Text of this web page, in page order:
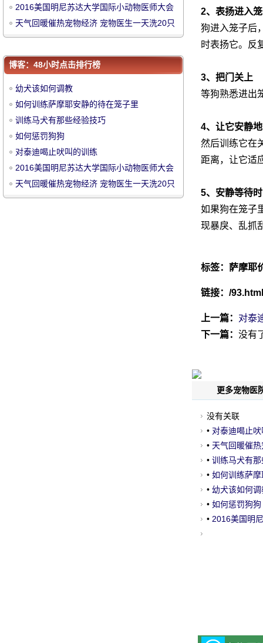
华
2、表扬进入
狗进入笼子后
时表扬它。反
3、把门关上
等狗熟悉进出
4、让它安静
然后训练它在
距离，让它适
5、安静等待
如果狗在笼子
现暴戾、乱抓
标签： 萨摩耶
链接： /93.html
上一篇： 对泰
下一篇： 没有
更多宠物医
没有关联
• 对泰迪喝止
• 天气回暖催
• 训练马犬有
• 如何训练萨
• 幼犬该如何调
• 如何惩罚狗狗
• 2016美国明
2016美国明尼苏达大学国际小动物医师大会
天气回暖催热宠物经济 宠物医生一天洗20只
宠物狗
博客：48小时点击排行榜
幼犬该如何调教
如何训练萨摩耶安静的待在笼子里
训练马犬有那些经验技巧
如何惩罚狗狗
对泰迪喝止吠叫的训练
2016美国明尼苏达大学国际小动物医师大会
天气回暖催热宠物经济 宠物医生一天洗20只
宠物狗